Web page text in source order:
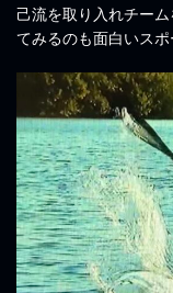
己流を取り入れチー
てみるのも面白いスポ